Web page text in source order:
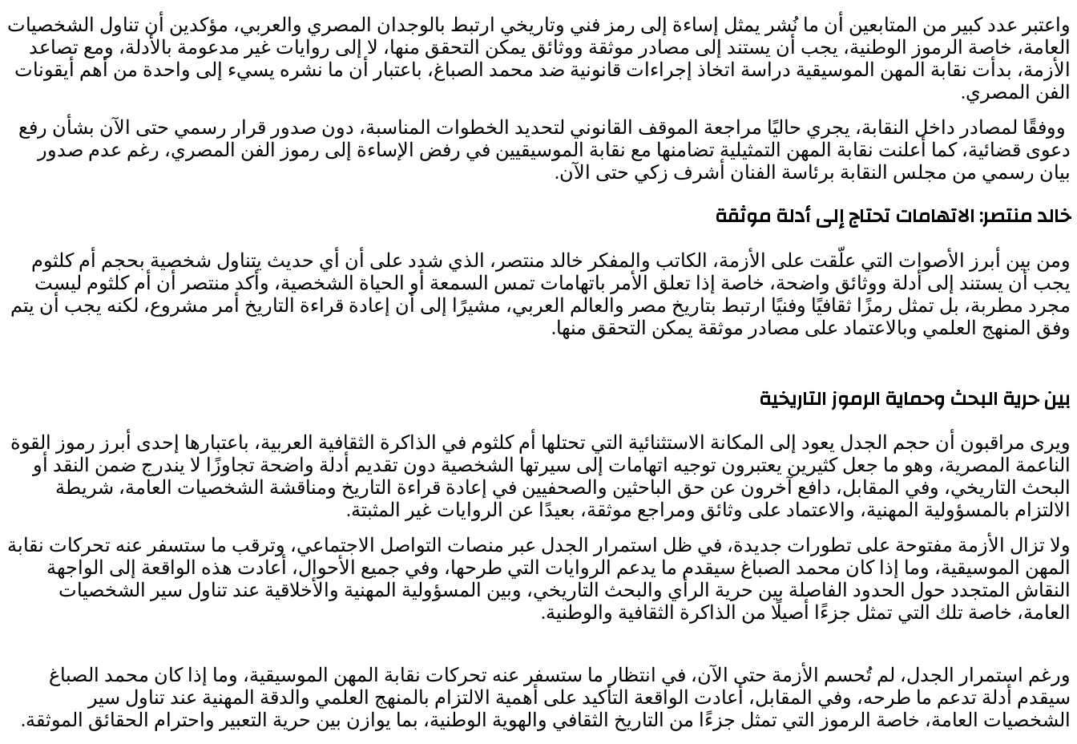
واعتبر عدد كبير من المتابعين أن ما نُشر يمثل إساءة إلى رمز فني وتاريخي ارتبط بالوجدان المصري والعربي، مؤكدين أن تناول الشخصيات
العامة، خاصة الرموز الوطنية، يجب أن يستند إلى مصادر موثقة ووثائق يمكن التحقق منها، لا إلى روايات غير مدعومة بالأدلة، ومع تصاعد
الأزمة، بدأت نقابة المهن الموسيقية دراسة اتخاذ إجراءات قانونية ضد محمد الصباغ، باعتبار أن ما نشره يسيء إلى واحدة من أهم أيقونات
الفن المصري.
ووفقًا لمصادر داخل النقابة، يجري حاليًا مراجعة الموقف القانوني لتحديد الخطوات المناسبة، دون صدور قرار رسمي حتى الآن بشأن رفع
دعوى قضائية، كما أعلنت نقابة المهن التمثيلية تضامنها مع نقابة الموسيقيين في رفض الإساءة إلى رموز الفن المصري، رغم عدم صدور
بيان رسمي من مجلس النقابة برئاسة الفنان أشرف زكي حتى الآن.
خالد منتصر: الاتهامات تحتاج إلى أدلة موثقة
ومن بين أبرز الأصوات التي علّقت على الأزمة، الكاتب والمفكر خالد منتصر، الذي شدد على أن أي حديث يتناول شخصية بحجم أم كلثوم
يجب أن يستند إلى أدلة ووثائق واضحة، خاصة إذا تعلق الأمر باتهامات تمس السمعة أو الحياة الشخصية، وأكد منتصر أن أم كلثوم ليست
مجرد مطربة، بل تمثل رمزًا ثقافيًا وفنيًا ارتبط بتاريخ مصر والعالم العربي، مشيرًا إلى أن إعادة قراءة التاريخ أمر مشروع، لكنه يجب أن يتم
وفق المنهج العلمي وبالاعتماد على مصادر موثقة يمكن التحقق منها.
بين حرية البحث وحماية الرموز التاريخية
ويرى مراقبون أن حجم الجدل يعود إلى المكانة الاستثنائية التي تحتلها أم كلثوم في الذاكرة الثقافية العربية، باعتبارها إحدى أبرز رموز القوة
الناعمة المصرية، وهو ما جعل كثيرين يعتبرون توجيه اتهامات إلى سيرتها الشخصية دون تقديم أدلة واضحة تجاوزًا لا يندرج ضمن النقد أو
البحث التاريخي، وفي المقابل، دافع آخرون عن حق الباحثين والصحفيين في إعادة قراءة التاريخ ومناقشة الشخصيات العامة، شريطة
الالتزام بالمسؤولية المهنية، والاعتماد على وثائق ومراجع موثقة، بعيدًا عن الروايات غير المثبتة.
ولا تزال الأزمة مفتوحة على تطورات جديدة، في ظل استمرار الجدل عبر منصات التواصل الاجتماعي، وترقب ما ستسفر عنه تحركات نقابة
المهن الموسيقية، وما إذا كان محمد الصباغ سيقدم ما يدعم الروايات التي طرحها، وفي جميع الأحوال، أعادت هذه الواقعة إلى الواجهة
النقاش المتجدد حول الحدود الفاصلة بين حرية الرأي والبحث التاريخي، وبين المسؤولية المهنية والأخلاقية عند تناول سير الشخصيات
العامة، خاصة تلك التي تمثل جزءًا أصيلًا من الذاكرة الثقافية والوطنية.
ورغم استمرار الجدل، لم تُحسم الأزمة حتى الآن، في انتظار ما ستسفر عنه تحركات نقابة المهن الموسيقية، وما إذا كان محمد الصباغ
سيقدم أدلة تدعم ما طرحه، وفي المقابل، أعادت الواقعة التأكيد على أهمية الالتزام بالمنهج العلمي والدقة المهنية عند تناول سير
الشخصيات العامة، خاصة الرموز التي تمثل جزءًا من التاريخ الثقافي والهوية الوطنية، بما يوازن بين حرية التعبير واحترام الحقائق الموثقة.